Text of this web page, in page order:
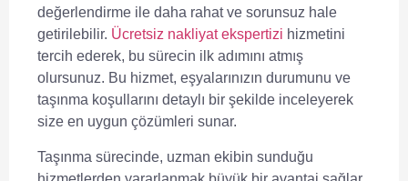
değerlendirme ile daha rahat ve sorunsuz hale
getirilebilir. Ücretsiz nakliyat ekspertizi hizmetini
tercih ederek, bu sürecin ilk adımını atmış
olursunuz. Bu hizmet, eşyalarınızın durumunu ve
taşınma koşullarını detaylı bir şekilde inceleyerek
size en uygun çözümleri sunar.
Taşınma sürecinde, uzman ekibin sunduğu